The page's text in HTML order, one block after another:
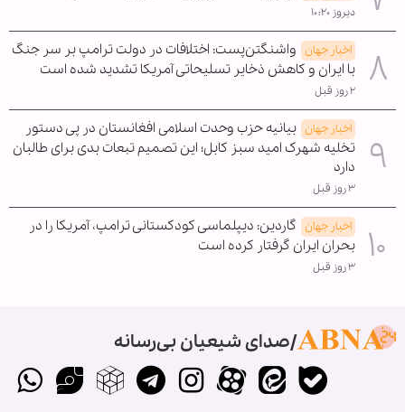
دیروز ۱۰:۲۰
اخبار جهان واشنگتن‌پست: اختلافات در دولت ترامپ بر سر جنگ
با ایران و کاهش ذخایر تسلیحاتی آمریکا تشدید شده است
۲ روز قبل
اخبار جهان بیانیه حزب وحدت اسلامی افغانستان در پی دستور
تخلیه شهرک امید سبز کابل؛ این تصمیم تبعات بدی برای طالبان
دارد
۳ روز قبل
اخبار جهان گاردین: دیپلماسی کودکستانی ترامپ، آمریکا را در
بحران ایران گرفتار کرده است
۳ روز قبل
صدای شیعیان بی‌رسانه